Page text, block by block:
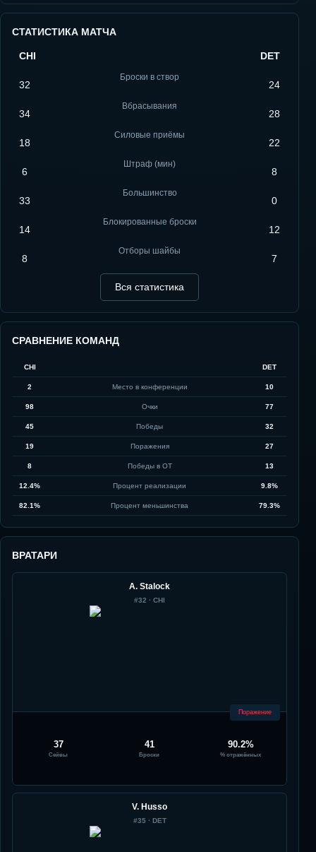
СТАТИСТИКА МАТЧА
CHI DET
32
Броски в створ
24
34
Вбрасывания
28
18
Силовые приёмы
22
6
Штраф (мин)
8
33
Большинство
0
14
Блокированные броски
12
8
Отборы шайбы
7
Вся статистика
СРАВНЕНИЕ КОМАНД
CHI DET
2 Место в конференции 10
98 Очки 77
45 Победы 32
19 Поражения 27
8 Победы в ОТ 13
12.4% Процент реализации 9.8%
82.1% Процент меньшинства 79.3%
ВРАТАРИ
A. Stalock
#32 · CHI
Поражение
37
Сейвы
41
Броски
90.2%
% отражённых
V. Husso
#35· DET